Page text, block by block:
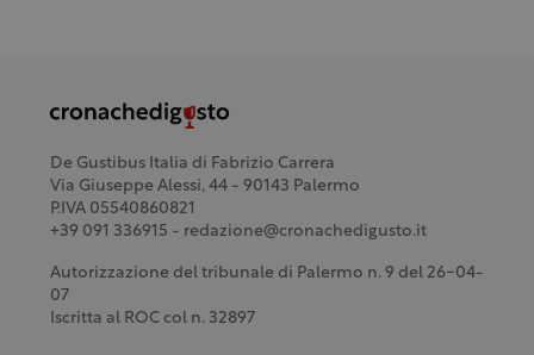
De Gustibus Italia di Fabrizio Carrera
Via Giuseppe Alessi, 44 - 90143 Palermo
P.IVA 05540860821
+39 091 336915 - redazione@cronachedigusto.it
Autorizzazione del tribunale di Palermo n. 9 del 26-04-
07
Iscritta al ROC col n. 32897